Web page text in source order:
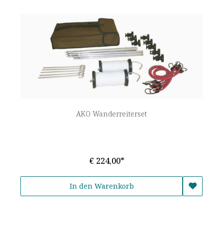
AKO Wanderreiterset
€ 224,00*
In den Warenkorb